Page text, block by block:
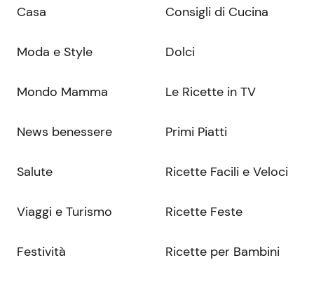
Casa
Moda e Style
Mondo Mamma
News benessere
Salute
Viaggi e Turismo
Festività
Consigli di Cucina
Dolci
Le Ricette in TV
Primi Piatti
Ricette Facili e Veloci
Ricette Feste
Ricette per Bambini